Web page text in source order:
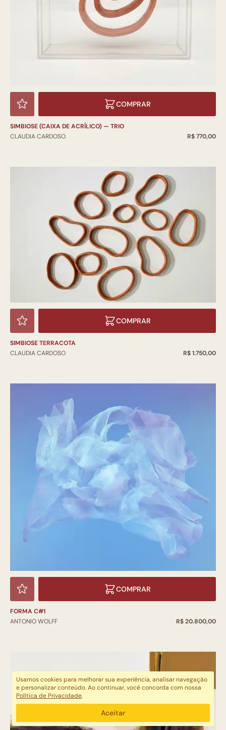
COMPRAR
SIMBIOSE (CAIXA DE ACRÍLICO) — TRIO
CLAUDIA CARDOSO
R$ 770,00
COMPRAR
SIMBIOSE TERRACOTA
CLAUDIA CARDOSO
R$ 1.750,00
COMPRAR
FORMA C#1
ANTONIO WOLFF
R$ 20.800,00
Usamos cookies para melhorar sua experiência, analisar navegação
e personalizar conteúdo. Ao continuar, você concorda com nossa
Política de Privacidade.
Aceitar